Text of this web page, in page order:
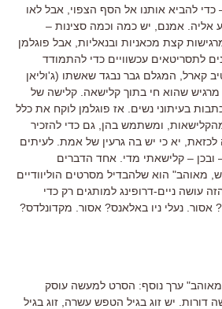
להביא אותנו אל הסף הצפוי, אבל לאו
אליה. אמנם, יש כמה וכמה סצינות –
קצת מכאניות ובנאליות, אבל פוגלמן
לתסריטאים עכשוויים כדי להתמודד
קארל, המגלם גבר נבגד שאשתו (ג'וליאן
מרגיש שהוא חי בתוך קלישאה. קלישה של
בעיתוני נשים. אז פוגלמן לוקח את כלל
ומשתמש בהן, גם כדי להזכיר
יא כי יש בה גרעין של אמת. לעיתים
ובכן – קלישאתי מדי. אחד הדברים
מאוהב" הוא שלהבדיל מסרטים הוליוודיים
עושה ניים-דרופינג למותגים רק כדי
אסור. נעלי ניו באלאנס? אסור. מקדונלדס?
ערך נוסף: הסרט למעשה עוסק
דורות. יש זוג בגיל הטפש עשרה, זוג בגיל